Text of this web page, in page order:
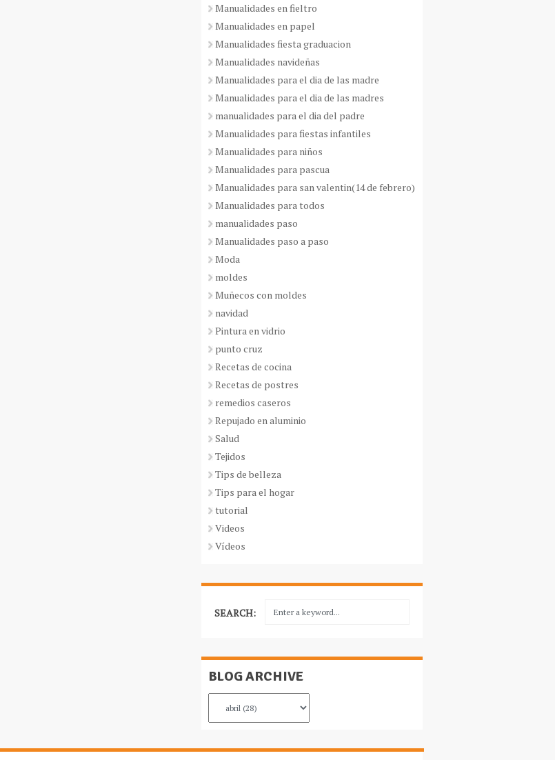
Manualidades en fieltro
Manualidades en papel
Manualidades fiesta graduacion
Manualidades navideñas
Manualidades para el dia de las madre
Manualidades para el dia de las madres
manualidades para el dia del padre
Manualidades para fiestas infantiles
Manualidades para niños
Manualidades para pascua
Manualidades para san valentin(14 de febrero)
Manualidades para todos
manualidades paso
Manualidades paso a paso
Moda
moldes
Muñecos con moldes
navidad
Pintura en vidrio
punto cruz
Recetas de cocina
Recetas de postres
remedios caseros
Repujado en aluminio
Salud
Tejidos
Tips de belleza
Tips para el hogar
tutorial
Videos
Vídeos
SEARCH:
BLOG ARCHIVE